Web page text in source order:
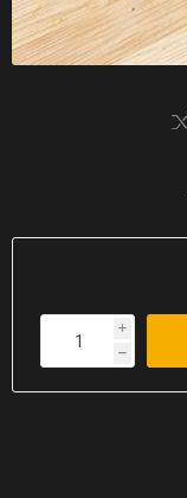
i
h